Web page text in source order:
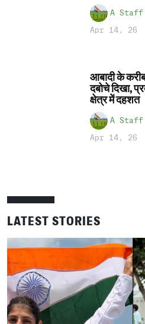
A Staff
Apr 14, 26
आबादी के
दबोचे दिखा,
क्षेत्र में दहशत
A Staff
Apr 14, 26
LATEST STORIES